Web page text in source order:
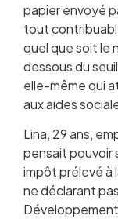
papier envoyé
tout
quel que soit le
dessous du
elle-même qui
aux aides
Lina, 29 ans,
pensait pouvoir
impôt prélevé à
ne déclarant